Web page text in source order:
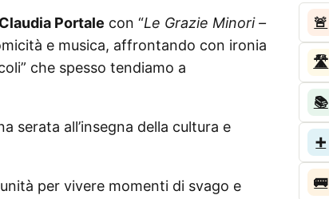
Claudia Portale con “Le Grazie Minori –
e musica, affrontando con ironia
che spesso tendiamo a
serata all’insegna della cultura e
per vivere momenti di svago e
🚨
🛣️
📚
➕
🚌